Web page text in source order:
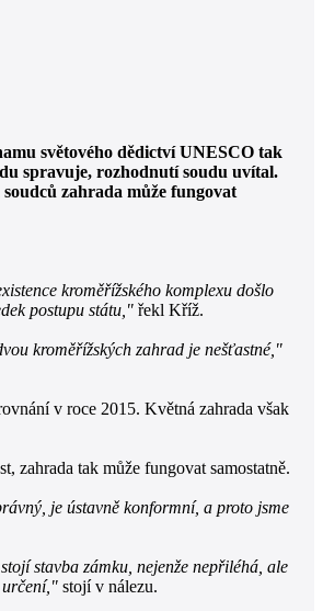
světového dědictví UNESCO tak
spravuje, rozhodnutí soudu uvítal.
zahrada může fungovat
kroměřížského komplexu došlo
postupu státu," řekl Kříž.
kroměřížských zahrad je nešťastné,"
v roce 2015. Květná zahrada však
zahrada tak může fungovat samostatně.
je ústavně konformní, a proto jsme
stavba zámku, nejenže nepřiléhá, ale
určení," stojí v nálezu.